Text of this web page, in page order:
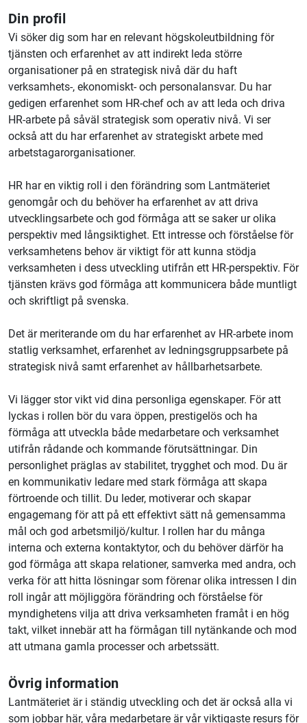
Din profil
Vi söker dig som har en relevant högskoleutbildning för
tjänsten och erfarenhet av att indirekt leda större
organisationer på en strategisk nivå där du haft
verksamhets-, ekonomiskt- och personalansvar. Du har
gedigen erfarenhet som HR-chef och av att leda och driva
HR-arbete på såväl strategisk som operativ nivå. Vi ser
också att du har erfarenhet av strategiskt arbete med
arbetstagarorganisationer.
HR har en viktig roll i den förändring som Lantmäteriet
genomgår och du behöver ha erfarenhet av att driva
utvecklingsarbete och god förmåga att se saker ur olika
perspektiv med långsiktighet. Ett intresse och förståelse för
verksamhetens behov är viktigt för att kunna stödja
verksamheten i dess utveckling utifrån ett HR-perspektiv. För
tjänsten krävs god förmåga att kommunicera både muntligt
och skriftligt på svenska.
Det är meriterande om du har erfarenhet av HR-arbete inom
statlig verksamhet, erfarenhet av ledningsgruppsarbete på
strategisk nivå samt erfarenhet av hållbarhetsarbete.
Vi lägger stor vikt vid dina personliga egenskaper. För att
lyckas i rollen bör du vara öppen, prestigelös och ha
förmåga att utveckla både medarbetare och verksamhet
utifrån rådande och kommande förutsättningar. Din
personlighet präglas av stabilitet, trygghet och mod. Du är
en kommunikativ ledare med stark förmåga att skapa
förtroende och tillit. Du leder, motiverar och skapar
engagemang för att på ett effektivt sätt nå gemensamma
mål och god arbetsmiljö/kultur. I rollen har du många
interna och externa kontaktytor, och du behöver därför ha
god förmåga att skapa relationer, samverka med andra, och
verka för att hitta lösningar som förenar olika intressen I din
roll ingår att möjliggöra förändring och förståelse för
myndighetens vilja att driva verksamheten framåt i en hög
takt, vilket innebär att ha förmågan till nytänkande och mod
att utmana gamla processer och arbetssätt.
Övrig information
Lantmäteriet är i ständig utveckling och det är också alla vi
som jobbar här, våra medarbetare är vår viktigaste resurs för